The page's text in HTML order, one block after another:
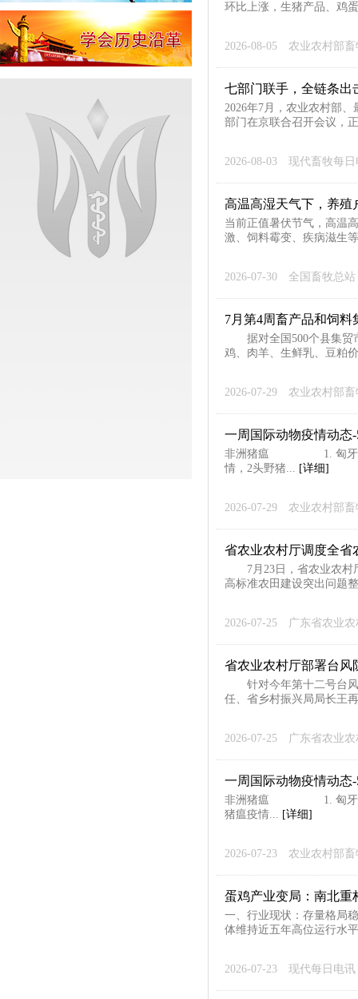
环比上涨，生猪产品、鸡
2026-08-05 农业农村部
七部门联手，全链条
2026年7月，农业农村部
部门在京联合召开会议，
2026-08-03 现代畜牧每日
高温高湿天气下，养殖
当前正值暑伏节气，高温
激、饲料霉变、疾病滋生
2026-07-30 全国畜牧总站
7月第4周畜产品和饲料
据对全国500个县集贸市
鸡、肉羊、生鲜乳、豆粕
2026-07-29 农业农村部
一周国际动物疫情动态-
非洲猪瘟 1. 匈牙利发
情，2头野猪... [详细]
2026-07-29 农业农村部
省农业农村厅调度全省
7月23日，省农业农村厅
高标准农田建设突出问题
2026-07-25 广东省农业农
省农业农村厅部署台风
针对今年第十二号台风“
任、省乡村振兴局局长王
2026-07-25 广东省农业农
一周国际动物疫情动态-
非洲猪瘟 1. 匈牙利发
猪瘟疫情... [详细]
2026-07-23 农业农村部
蛋鸡产业变局：南北重
一、行业现状：存量格局
体维持近五年高位运行水
2026-07-23 现代每日电讯